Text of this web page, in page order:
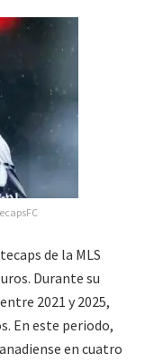
de la MLS
Durante su
2021 y 2025,
En este periodo,
en cuatro